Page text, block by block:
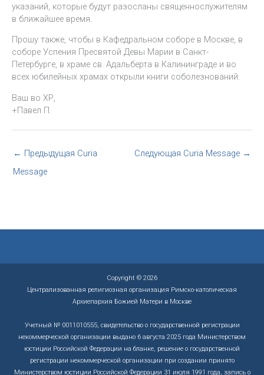
указаний, которые будут разосланы священнослужителям
в ближайшее время.
Прошу также, чтобы в Кафедральном соборе в Москве, в
соборе Успения Пресвятой Девы Марии в Санкт-
Петербурге, в храме св. Адальберта в Калининграде и во
всех юбилейных храмах открыли книги соболезнований.
Ваш во ХР,
+Павел П.
← Предыдущая Curia
Message
Следующая Curia Message →
Copyright © 2026
Централизованная религиозная организация Римско-католическая
Архиепархия Божией Матери в Москве
Учетный № 0011010555, свидетельство о государственной регистрации
некоммерческой организации выдано 6 августа 2025 года Министерством
юстиции Российской Федерации на бланке, решение о государственной
регистрации некоммерческой организации при создании принято
Министерством юстиции Российской Федерации 31 июля 1991 года, запись о